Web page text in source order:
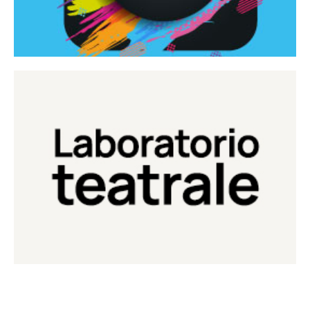
Laboratorio Teatrale
Laboratorio di teatro del Teatro Eduardo de Filippo
Continua